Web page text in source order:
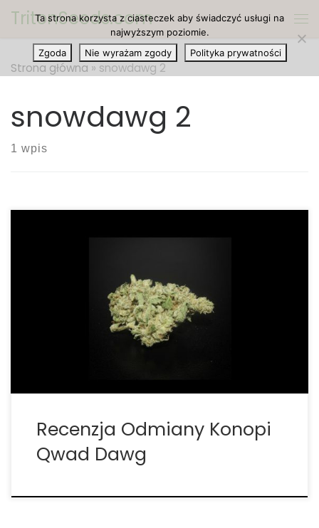
Przejdź do treści
TritonSeeds.com
Strona główna » snowdawg 2
snowdawg 2
1 wpis
Rodowód: Snowdawg 2 Po posmakowaniu Qwad
Dawg z pewnością będziesz chciał więcej. Odmiana
może posiadać do 27 procent THC i ma pyszny,
dojrzały aromat owocowy. Qwad Dawg świetnie
sprawdzi się w przypadku […]
Recenzja Odmiany Konopi
Qwad Dawg
Ta strona korzysta z ciasteczek aby świadczyć usługi na
najwyższym poziomie.
Zgoda
Nie wyrażam zgody Polityka prywatności